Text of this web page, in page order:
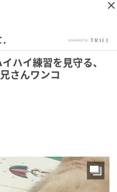
ハイ練習を見守る、
さんワンコ